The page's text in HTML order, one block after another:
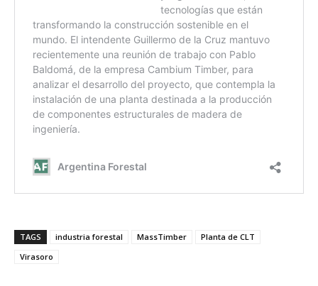
TAGS industria forestal MassTimber
Planta de CLT
Virasoro